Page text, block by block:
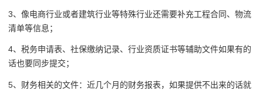
3、像电商行业或者建筑行业等特殊行业还需要补充工程合同、物流
清单等信息；
4、税务申请表、社保缴纳记录、行业资质证书等辅助文件如果有的
话也要同步提交；
5、财务相关的文件：近几个月的财务报表，如果提供不出来的话就